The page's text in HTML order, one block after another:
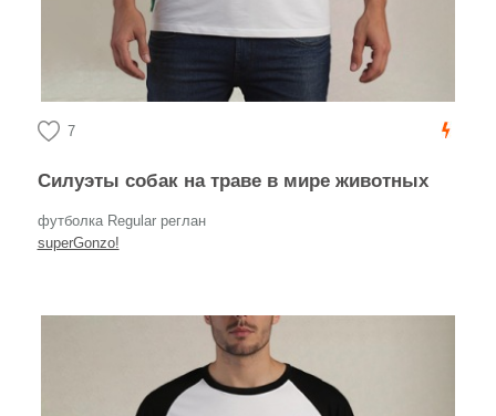
7
Силуэты собак на траве в мире животных
футболка Regular реглан
superGonzo!